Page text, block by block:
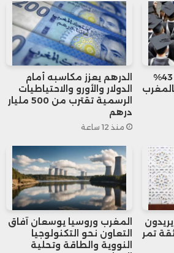
قدره 375 مليون درهم في 2024، ومن
المتوقع أن يرتفع هذا العجز إلى 665 مليون
إلى الاشتراكات من
للنظام.
بيانات الصندوق
أن نظام “أمو
مالية مشابهة، على
البنك الدولي : أكثر من 43%
الدرهم يعزز مكاسبه أمام
الدولار والأورو والاحتياطيات
الرسمية تقترب من 500 مليار
درهم
منذ 12 ساعة
تمر
المغرب وروسيا يوسعان آفاق
التعاون نحو التكنولوجيا
النووية والطاقة وتحلية